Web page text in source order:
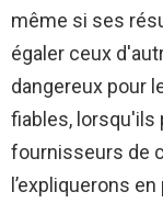
même si ses
égaler ceux
dangereux pour
fiables, lorsqu'ils
fournisseurs de
l’expliquerons